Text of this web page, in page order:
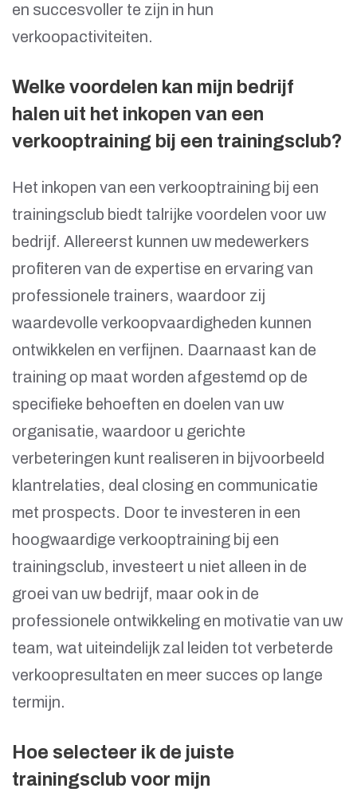
en succesvoller te zijn in hun
verkoopactiviteiten.
Welke voordelen kan mijn bedrijf
halen uit het inkopen van een
verkooptraining bij een trainingsclub?
Het inkopen van een verkooptraining bij een
trainingsclub biedt talrijke voordelen voor uw
bedrijf. Allereerst kunnen uw medewerkers
profiteren van de expertise en ervaring van
professionele trainers, waardoor zij
waardevolle verkoopvaardigheden kunnen
ontwikkelen en verfijnen. Daarnaast kan de
training op maat worden afgestemd op de
specifieke behoeften en doelen van uw
organisatie, waardoor u gerichte
verbeteringen kunt realiseren in bijvoorbeeld
klantrelaties, deal closing en communicatie
met prospects. Door te investeren in een
hoogwaardige verkooptraining bij een
trainingsclub, investeert u niet alleen in de
groei van uw bedrijf, maar ook in de
professionele ontwikkeling en motivatie van uw
team, wat uiteindelijk zal leiden tot verbeterde
verkoopresultaten en meer succes op lange
termijn.
Hoe selecteer ik de juiste
trainingsclub voor mijn